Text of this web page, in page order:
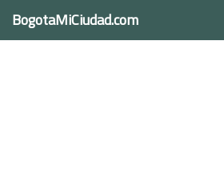
BogotaMiCiudad.com